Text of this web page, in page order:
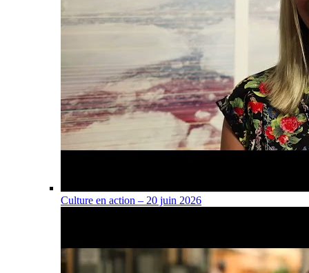
Culture en action – 20 juin 2026